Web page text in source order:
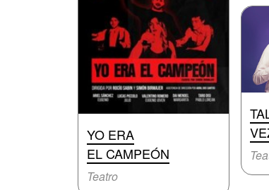
YO ERA
EL CAMPEÓN
Teatro